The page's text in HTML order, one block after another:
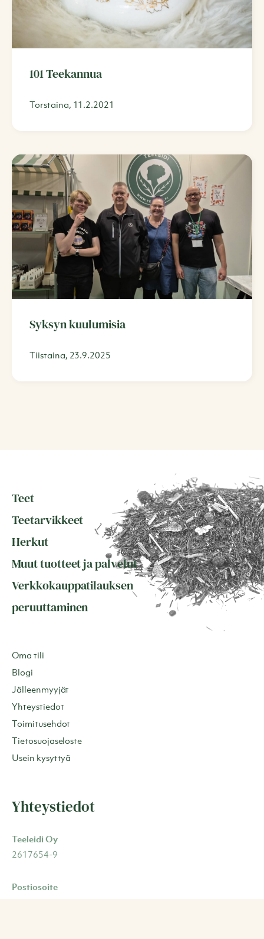
101 Teekannua
Torstaina, 11.2.2021
Syksyn kuulumisia
Tiistaina, 23.9.2025
Teet
Teetarvikkeet
Herkut
Muut tuotteet ja palvelut
Verkkokauppatilauksen
peruuttaminen
Oma tili
Blogi
Jälleenmyyjät
Yhteystiedot
Toimitusehdot
Tietosuojaseloste
Usein kysyttyä
Yhteystiedot
Teeleidi Oy
2617654-9
Postiosoite